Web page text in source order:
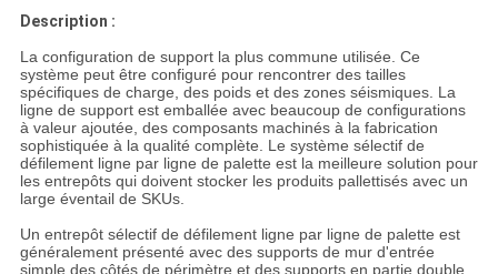
Description :
La configuration de support la plus commune utilisée. Ce
système peut être configuré pour rencontrer des tailles
spécifiques de charge, des poids et des zones séismiques. La
ligne de support est emballée avec beaucoup de configurations
à valeur ajoutée, des composants machinés à la fabrication
sophistiquée à la qualité complète. Le système sélectif de
défilement ligne par ligne de palette est la meilleure solution pour
les entrepôts qui doivent stocker les produits pallettisés avec un
large éventail de SKUs.
Un entrepôt sélectif de défilement ligne par ligne de palette est
généralement présenté avec des supports de mur d'entrée
simple des côtés de périmètre et des supports en partie double